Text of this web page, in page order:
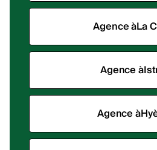
Agence àLa
Agence à
Agence à